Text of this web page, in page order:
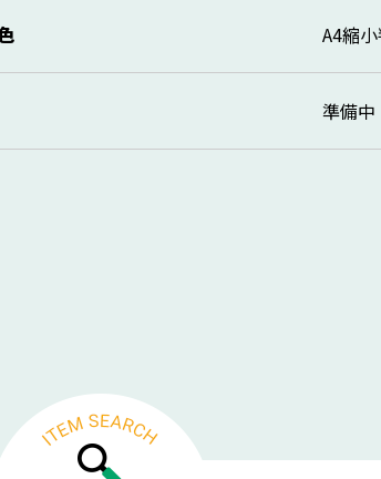
A4縮
準備中